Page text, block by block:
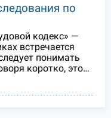
по
кодекс» —
встречается
понимать
коротко, это…